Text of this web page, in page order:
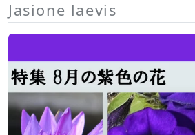
Jasione laevis